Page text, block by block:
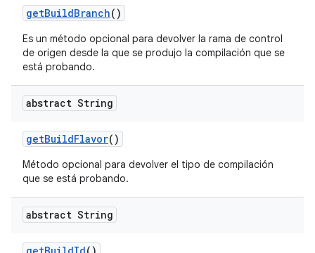
getBuildBranch()
Es un método opcional para devolver la rama de control
de origen desde la que se produjo la compilación que se
está probando.
abstract String
getBuildFlavor()
Método opcional para devolver el tipo de compilación
que se está probando.
abstract String